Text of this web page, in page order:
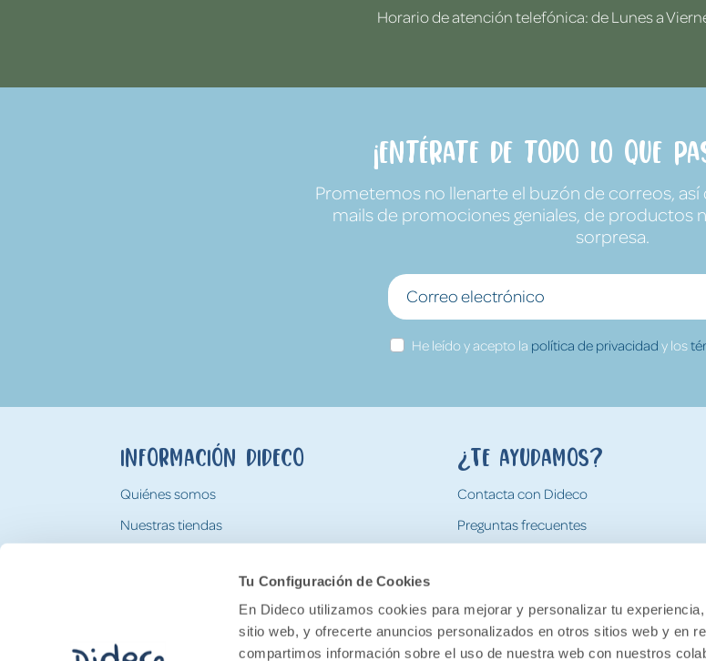
Tu Configuración de Cookies
En Dideco utilizamos cookies para mejorar y personalizar tu
sitio web, y ofrecerte anuncios personalizados en otros sitios web y en
compartimos información sobre el uso de nuestra web con nuestros
Horario de atención telefónica: de Lunes a
¡Entérate de todo lo que
Prometemos no llenarte el buzón de correos,
mails de promociones geniales, de productos
sorpresa.
He leído y acepto la política de privacidad y los
Información Dideco
Quiénes somos
Nuestras tiendas
Tarjeta Regalo Dideco
¿Te ayudamos?
Contacta con Dideco
Preguntas frecuentes
Devoluciones